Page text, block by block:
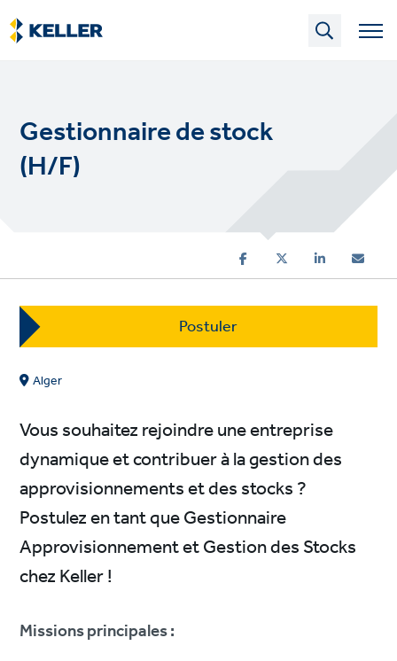
Skip
to
main
Gestionnaire de stock
(H/F)
Postuler
Alger
Vous souhaitez rejoindre une entreprise
dynamique et contribuer à la gestion des
approvisionnements et des stocks ?
Postulez en tant que Gestionnaire
Approvisionnement et Gestion des Stocks
chez Keller !
Missions principales :